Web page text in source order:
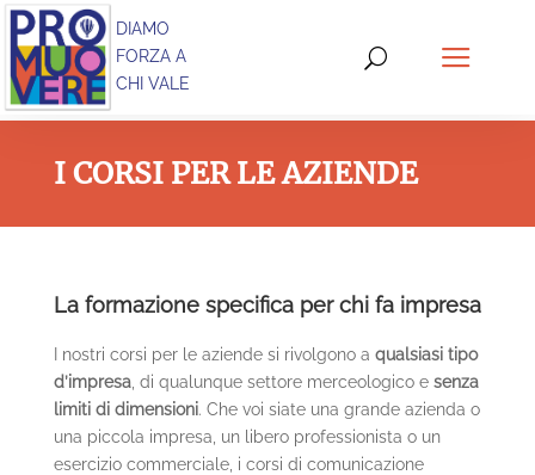
DIAMO
FORZA A
CHI VALE
I CORSI PER LE AZIENDE
La formazione specifica per chi fa impresa
I nostri corsi per le aziende si rivolgono a qualsiasi tipo
d’impresa, di qualunque settore merceologico e senza
limiti di dimensioni. Che voi siate una grande azienda o
una piccola impresa, un libero professionista o un
esercizio commerciale, i corsi di comunicazione